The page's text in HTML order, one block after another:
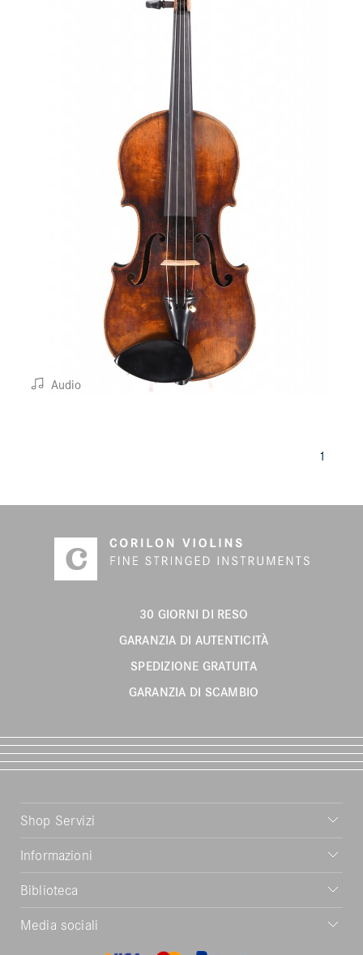
Audio
1
30 GIORNI DI RESO
GARANZIA DI AUTENTICITÀ
SPEDIZIONE GRATUITA
GARANZIA DI SCAMBIO
Shop Servizi
Informazioni
Biblioteca
Media sociali